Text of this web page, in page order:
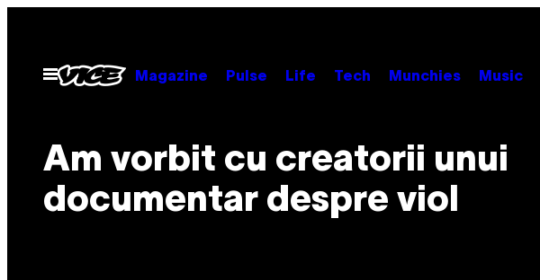
contentOpen
Menu
Magazine Pulse Life Tech Munchies Music
Am vorbit cu creatorii unui
documentar despre viol